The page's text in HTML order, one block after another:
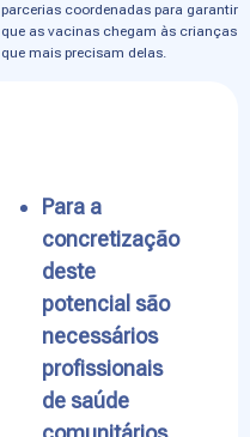
parcerias coordenadas para garantir
que as vacinas chegam às crianças
que mais precisam delas.
Para a
concretização
deste
potencial são
necessários
profissionais
de saúde